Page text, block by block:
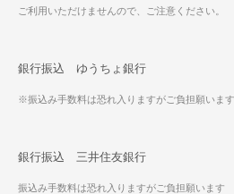
ご利用いただけませんので、ご注意ください。
銀行振込 ゆうちょ銀行
※振込み手数料は恐れ入りますがご負担願います
銀行振込 三井住友銀行
振込み手数料は恐れ入りますがご負担願います